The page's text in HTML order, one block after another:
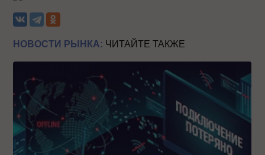
НОВОСТИ РЫНКА: ЧИТАЙТЕ ТАКЖЕ